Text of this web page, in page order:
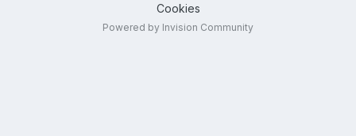
Cookies
Powered by Invision Community